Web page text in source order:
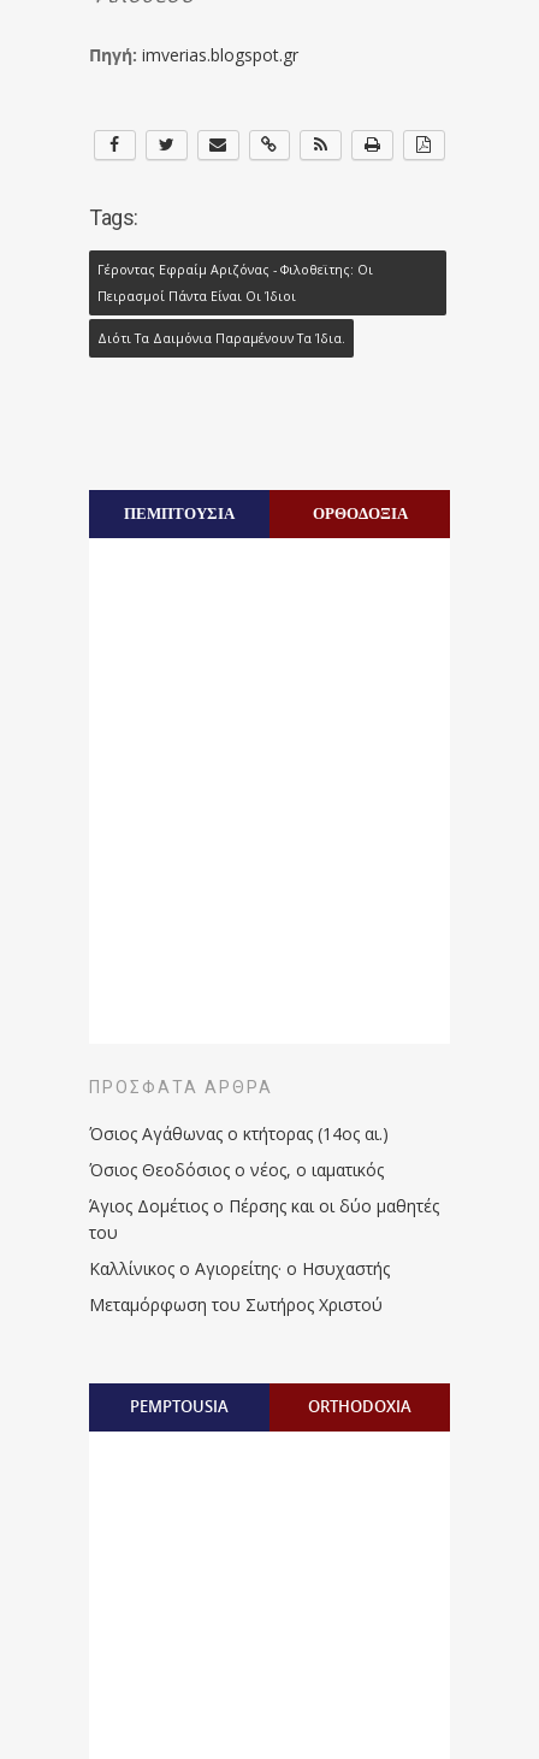
Πηγή: imverias.blogspot.gr
Tags:
Γέροντας Εφραίμ Αριζόνας - Φιλοθεϊτης: Οι
Πειρασμοί Πάντα Είναι Οι Ίδιοι
Διότι Τα Δαιμόνια Παραμένουν Τα Ίδια.
ΠΕΜΠΤΟΥΣΙΑ ΟΡΘΟΔΟΞΙΑ
ΠΡΌΣΦΑΤΑ ΆΡΘΡΑ
Όσιος Αγάθωνας ο κτήτορας (14ος αι.)
Όσιος Θεοδόσιος ο νέος, ο ιαματικός
Άγιος Δομέτιος ο Πέρσης και οι δύο μαθητές
του
Καλλίνικος ο Αγιορείτης · ο Ησυχαστής
Μεταμόρφωση του Σωτήρος Χριστού
PEMPTOUSIA ORTHODOXIA